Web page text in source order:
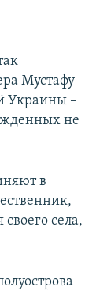
Мустафу
Украины –
не
в
села,